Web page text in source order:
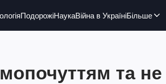
ПодорожіНаукаВійна в УкраїніБільше
та не